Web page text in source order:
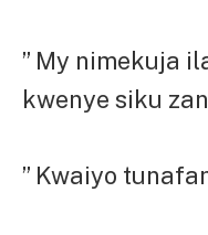
” My nimekuja
kwenye siku
” Kwaiyo